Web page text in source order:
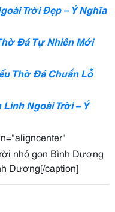
Trời Đẹp – Ý Nghĩa
Đá Tự Nhiên Mới
Thờ Đá Chuẩn Lỗ
Ngoài Trời – Ý
Dương[/caption]